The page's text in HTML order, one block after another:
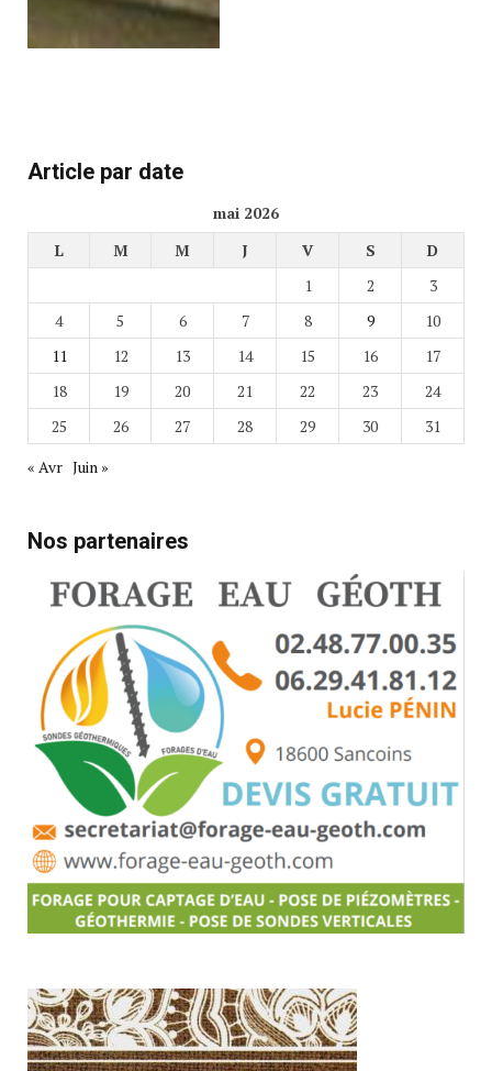
Article par date
mai 2026
L
M M J V S
D
1
2
3
4
5 6 7 8 9
10
11
12 13 14 15 16
17
18
19 20 21 22 23
24
25
26 27 28 29 30
31
« Avr Juin »
Nos partenaires